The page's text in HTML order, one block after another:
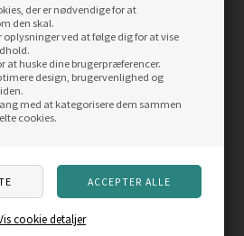
der er nødvendige for at
den skal.
oplysninger ved at følge dig for at vise
at huske dine brugerpræferencer.
design, brugervenlighed og
med at kategorisere dem sammen
cookies.
cookie detaljer
Vejl. pris999,00
LÆS MERE
OGSÅ
Skarp
pris